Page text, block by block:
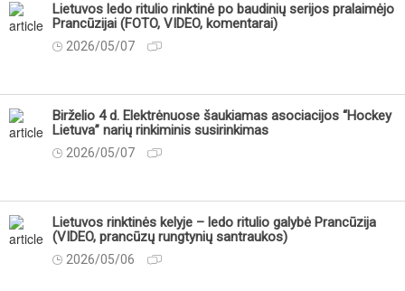
Lietuvos ledo ritulio rinktinė po baudinių serijos pralaimėjo
Prancūzijai (FOTO, VIDEO, komentarai)
2026/05/07
Birželio 4 d. Elektrėnuose šaukiamas asociacijos “Hockey
Lietuva” narių rinkiminis susirinkimas
2026/05/07
Lietuvos rinktinės kelyje – ledo ritulio galybė Prancūzija
(VIDEO, prancūzų rungtynių santraukos)
2026/05/06